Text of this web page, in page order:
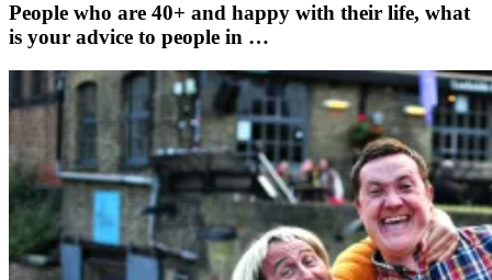
People who are 40+ and happy with their life, what
is your advice to people in …